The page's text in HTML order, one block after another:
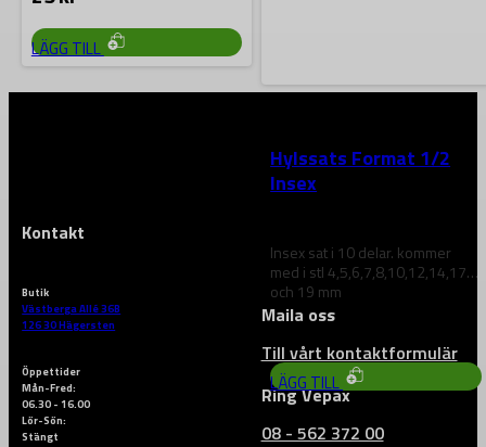
LÄGG TILL
Hylssats Format 1/2
Insex
Insex sat i 10 delar. kommer
med i stl 4,5,6,7,8,10,12,14,17
och 19 mm
1 695kr
LÄGG TILL
Kontakt
Butik
Västberga Allé 36B
126 30 Hägersten
Maila oss
Till vårt kontaktformulär
Öppettider
Mån-Fred:
06.30 - 16.00
Lör-Sön:
Stängt
Ring Vepax
08 - 562 372 00